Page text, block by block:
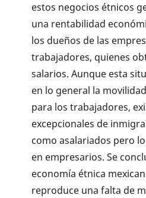
estos negocios étnicos
una rentabilidad
los dueños de las
trabajadores, quienes
salarios. Aunque esta
en lo general la
para los trabajadores,
excepcionales de
como asalariados pero
en empresarios. Se
economía étnica
reproduce una falta de